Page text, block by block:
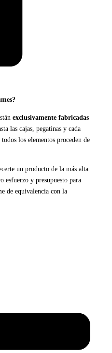
exclusivamente fabricadas
las cajas, pegatinas y cada
los elementos proceden de
un producto de la más alta
esfuerzo y presupuesto para
de equivalencia con la